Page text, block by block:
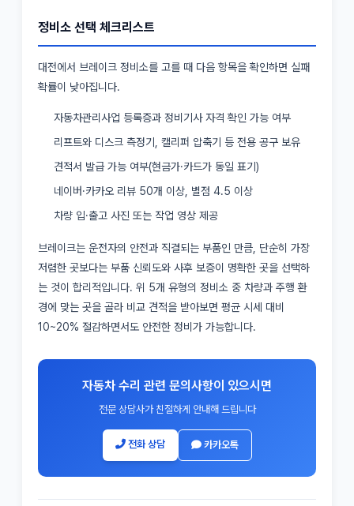
정비소 선택 체크리스트
대전에서 브레이크 정비소를 고를 때 다음 항목을 확인하면 실패
확률이 낮아집니다.
자동차관리사업 등록증과 정비기사 자격 확인 가능 여부
리프트와 디스크 측정기, 캘리퍼 압축기 등 전용 공구 보유
견적서 발급 가능 여부(현금가·카드가 동일 표기)
네이버·카카오 리뷰 50개 이상, 별점 4.5 이상
차량 입·출고 사진 또는 작업 영상 제공
브레이크는 운전자의 안전과 직결되는 부품인 만큼, 단순히 가장
저렴한 곳보다는 부품 신뢰도와 사후 보증이 명확한 곳을 선택하
는 것이 합리적입니다. 위 5개 유형의 정비소 중 차량과 주행 환
경에 맞는 곳을 골라 비교 견적을 받아보면 평균 시세 대비
10~20% 절감하면서도 안전한 정비가 가능합니다.
자동차 수리 관련 문의사항이 있으시면
전문 상담사가 친절하게 안내해 드립니다
전화 상담 카카오톡